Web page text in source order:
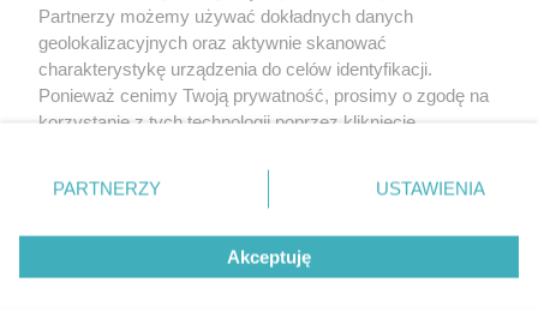
O nas
Partnerzy możemy używać dokładnych danych
geolokalizacyjnych oraz aktywnie skanować
charakterystykę urządzenia do celów identyfikacji.
Ponieważ cenimy Twoją prywatność, prosimy o zgodę na
korzystanie z tych technologii poprzez kliknięcie
zmienić/wycofać klikając przycisk ustawień prywatności
znajdujący się w lewym dolnym rogu strony
rodzaje przetwarzania danych nie wymagają zgody
użytkownika, ale masz prawo sprzeciwić się takiemu
przetwarzaniu. Preferencje będą miały zastosowanie tylko
PARTNERZY USTAWIENIA
Akceptuję